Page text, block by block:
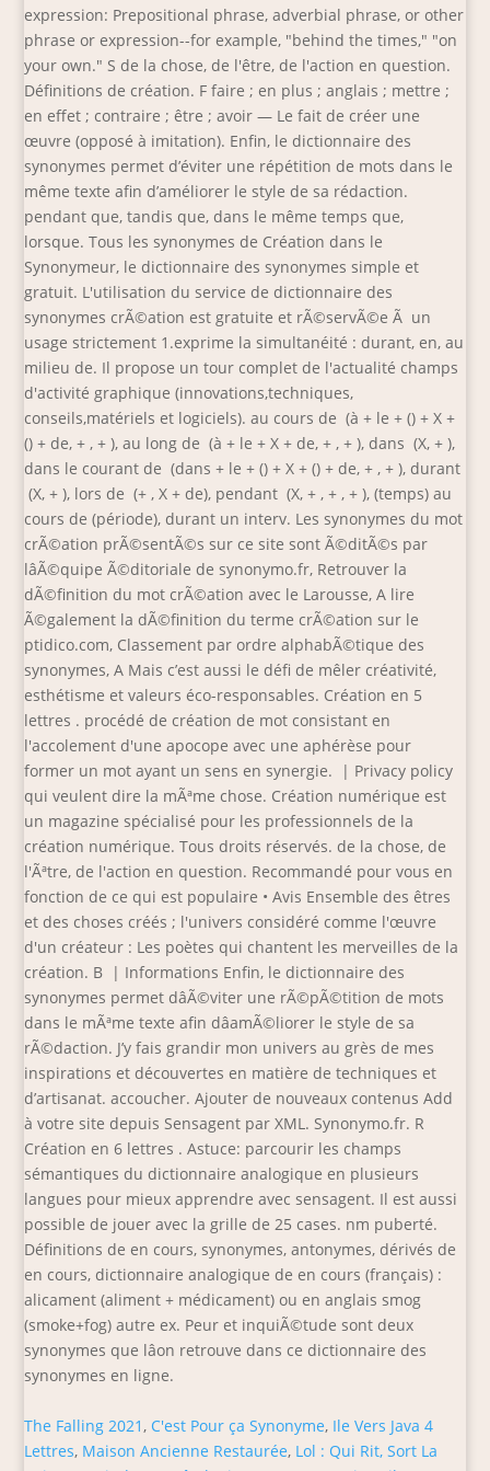
expression: Prepositional phrase, adverbial phrase, or other
phrase or expression--for example, "behind the times," "on
your own." S de la chose, de l'être, de l'action en question.
Définitions de création. F faire ; en plus ; anglais ; mettre ;
en effet ; contraire ; être ; avoir — Le fait de créer une
œuvre (opposé à imitation). Enfin, le dictionnaire des
synonymes permet d’éviter une répétition de mots dans le
même texte afin d’améliorer le style de sa rédaction.
pendant que, tandis que, dans le même temps que,
lorsque. Tous les synonymes de Création dans le
Synonymeur, le dictionnaire des synonymes simple et
gratuit. L'utilisation du service de dictionnaire des
synonymes crÃ©ation est gratuite et rÃ©servÃ©e Ã un
usage strictement 1.exprime la simultanéité : durant, en, au
milieu de. Il propose un tour complet de l'actualité champs
d'activité graphique (innovations,techniques,
conseils,matériels et logiciels). au cours de (à + le + () + X +
() + de, +, +), au long de (à + le + X + de, +, +), dans (X, +),
dans le courant de (dans + le + () + X + () + de, +, +), durant
(X, +), lors de (+, X + de), pendant (X, +, +, +), (temps) au
cours de (période), durant un interv. Les synonymes du mot
crÃ©ation prÃ©sentÃ©s sur ce site sont Ã©ditÃ©s par
lâÃ©quipe Ã©ditoriale de synonymo.fr, Retrouver la
dÃ©finition du mot crÃ©ation avec le Larousse, A lire
Ã©galement la dÃ©finition du terme crÃ©ation sur le
ptidico.com, Classement par ordre alphabÃ©tique des
synonymes, A Mais c’est aussi le défi de mêler créativité,
esthétisme et valeurs éco-responsables. Création en 5
lettres . procédé de création de mot consistant en
l'accolement d'une apocope avec une aphérèse pour
former un mot ayant un sens en synergie. | Privacy policy
qui veulent dire la mÃªme chose. Création numérique est
un magazine spécialisé pour les professionnels de la
création numérique. Tous droits réservés. de la chose, de
l'Ãªtre, de l'action en question. Recommandé pour vous en
fonction de ce qui est populaire • Avis Ensemble des êtres
et des choses créés ; l'univers considéré comme l'œuvre
d'un créateur : Les poètes qui chantent les merveilles de la
création. B | Informations Enfin, le dictionnaire des
synonymes permet dâÃ©viter une rÃ©pÃ©tition de mots
dans le mÃªme texte afin dâamÃ©liorer le style de sa
rÃ©daction. J’y fais grandir mon univers au grès de mes
inspirations et découvertes en matière de techniques et
d’artisanat. accoucher. Ajouter de nouveaux contenus Add
à votre site depuis Sensagent par XML. Synonymo.fr. R
Création en 6 lettres . Astuce: parcourir les champs
sémantiques du dictionnaire analogique en plusieurs
langues pour mieux apprendre avec sensagent. Il est aussi
possible de jouer avec la grille de 25 cases. nm puberté.
Définitions de en cours, synonymes, antonymes, dérivés de
en cours, dictionnaire analogique de en cours (français) :
alicament (aliment + médicament) ou en anglais smog
(smoke+fog) autre ex. Peur et inquiÃ©tude sont deux
synonymes que lâon retrouve dans ce dictionnaire des
synonymes en ligne.
The Falling 2021, C'est Pour ça Synonyme, Ile Vers Java 4
Lettres, Maison Ancienne Restaurée, Lol : Qui Rit, Sort La